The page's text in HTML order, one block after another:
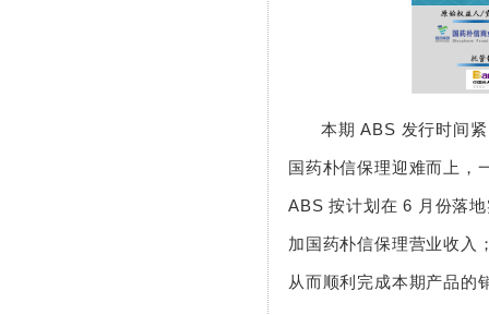
本期 ABS 发行时间
国药朴信保理迎难而上，
ABS 按计划在 6 月份落
加国药朴信保理营业收入
从而顺利完成本期产品的